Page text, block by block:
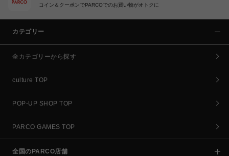
コイン＆クーポンでPARCOでのお買い物がオトクに
カテゴリー
全カテゴリーから探す
culture TOP
POP-UP SHOP TOP
PARCO GAMES TOP
全国のPARCO店舗